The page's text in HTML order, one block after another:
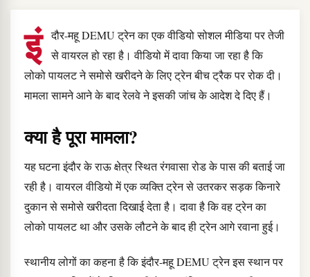
इं
दौर-महू DEMU ट्रेन का एक वीडियो सोशल मीडिया पर तेजी
से वायरल हो रहा है। वीडियो में दावा किया जा रहा है कि
लोको पायलट ने समोसे खरीदने के लिए ट्रेन बीच ट्रैक पर रोक दी।
मामला सामने आने के बाद रेलवे ने इसकी जांच के आदेश दे दिए हैं।
क्या है पूरा मामला?
यह घटना इंदौर के राऊ क्षेत्र स्थित रंगवासा रोड के पास की बताई जा
रही है। वायरल वीडियो में एक व्यक्ति ट्रेन से उतरकर सड़क किनारे
दुकान से समोसे खरीदता दिखाई देता है। दावा है कि वह ट्रेन का
लोको पायलट था और उसके लौटने के बाद ही ट्रेन आगे रवाना हुई।
स्थानीय लोगों का कहना है कि इंदौर-महू DEMU ट्रेन इस स्थान पर